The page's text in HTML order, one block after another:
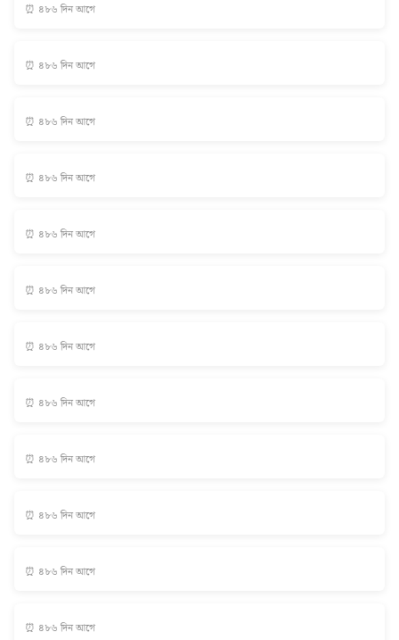
⏰ ৪৮৬ দিন আগে
⏰ ৪৮৬ দিন আগে
⏰ ৪৮৬ দিন আগে
⏰ ৪৮৬ দিন আগে
⏰ ৪৮৬ দিন আগে
⏰ ৪৮৬ দিন আগে
⏰ ৪৮৬ দিন আগে
⏰ ৪৮৬ দিন আগে
⏰ ৪৮৬ দিন আগে
⏰ ৪৮৬ দিন আগে
⏰ ৪৮৬ দিন আগে
⏰ ৪৮৬ দিন আগে